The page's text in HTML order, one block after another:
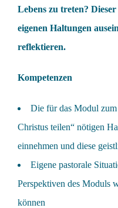
Lebens zu treten?
eigenen Haltungen
reflektieren.
Kompetenzen
Die für das Modul zum
Christus teilen“ nötigen
einnehmen und diese
Eigene pastorale
Perspektiven des Moduls
können